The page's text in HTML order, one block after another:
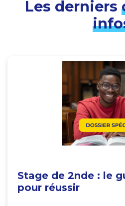
Les derniers
Stage de 2nde : le
pour réussir